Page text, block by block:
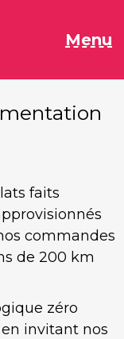
Menu
faits
commandes
de 200 km
zéro
invitant nos